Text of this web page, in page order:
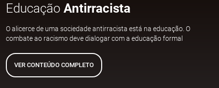
Educação Antirracista
O alicerce de uma sociedade antirracista está na educação. O
combate ao racismo deve dialogar com a educação formal
VER CONTEÚDO COMPLETO